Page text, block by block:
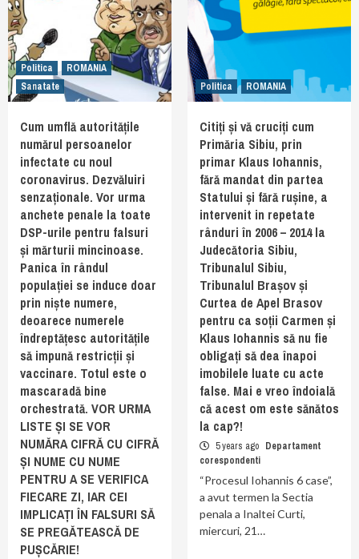
Politica
ROMANIA
Sanatate
Cum umflă autoritățile
numărul persoanelor
infectate cu noul
coronavirus. Dezvăluiri
senzaționale. Vor urma
anchete penale la toate
DSP-urile pentru falsuri
și mărturii mincinoase.
Panica în rândul
populației se induce doar
prin niște numere,
deoarece numerele
îndreptățesc autoritățile
să impună restricții și
vaccinare. Totul este o
mascaradă bine
orchestrată. VOR URMA
LISTE ȘI SE VOR
NUMĂRA CIFRĂ CU CIFRĂ
ȘI NUME CU NUME
PENTRU A SE VERIFICA
FIECARE ZI, IAR CEI
IMPLICAȚI ÎN FALSURI SĂ
SE PREGĂTEASCĂ DE
PUȘCĂRIE!
Politica ROMANIA
Citiți și vă cruciți cum
Primăria Sibiu, prin
primar Klaus Iohannis,
fără mandat din partea
Statului și fără rușine, a
intervenit in repetate
rânduri în 2006 – 2014 la
Judecătoria Sibiu,
Tribunalul Sibiu,
Tribunalul Brașov și
Curtea de Apel Brasov
pentru ca soții Carmen și
Klaus Iohannis să nu fie
obligați să dea înapoi
imobilele luate cu acte
false. Mai e vreo îndoială
că acest om este sănătos
la cap?!
5 years ago Departament
corespondenti
“Procesul Iohannis 6 case”,
a avut termen la Sectia
penala a Inaltei Curti,
miercuri, 21…